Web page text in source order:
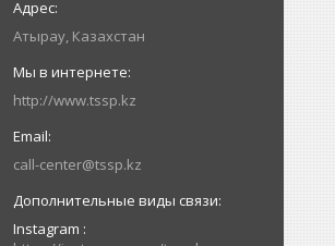
Атырау, Казахстан
http://www.tssp.kz
call-center@tssp.kz
Instagram